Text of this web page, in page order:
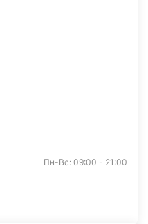
Пн-Вс: 09:00 - 21:00